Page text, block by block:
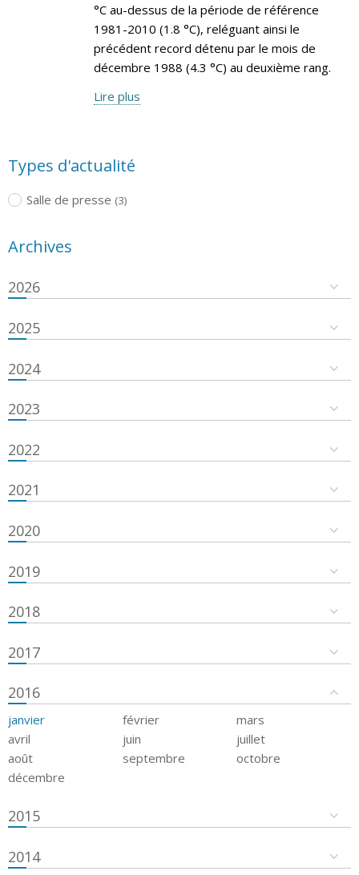
°C au-dessus de la période de référence
1981-2010 (1.8 °C), reléguant ainsi le
précédent record détenu par le mois de
décembre 1988 (4.3 °C) au deuxième rang.
Lire plus
Types d'actualité
Salle de presse (3)
Archives
2026
2025
2024
2023
2022
2021
2020
2019
2018
2017
2016
janvier février
mars
avril
juin
juillet
août
septembre
octobre
décembre
2015
2014